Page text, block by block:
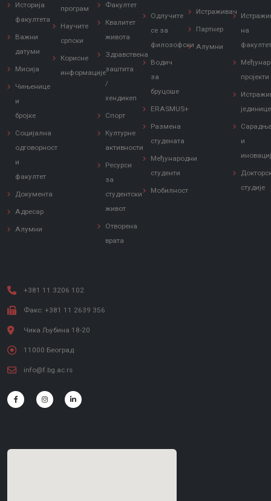
Историја
факултета
Важни
датуми
Мисија
Чињенице
и
бројке
Социјална
одговорност
и
факултет
Документа
Адресар
Алумни
програм
Научите
српски
Корисне
информације
Факултет
Квалитет
живота
Здравствена
заштита
/
хендикеп
Спорт
Културне
активности
Ресурси
за
студентски
живот
Отворена
врата
Одлучите
се за
филозофски
Водич
за
бруцоше
ERASMUS+
Размена
студената
Међународни
студенти
Мобилност
Истраживач
Партнер
Алумни
на
пројекти
јединице
и
студије
+381 11 3206 102
Факс: +381 11 2639 356
Чика Љубина 18-20
11000 Београд
info@f.bg.ac.rs